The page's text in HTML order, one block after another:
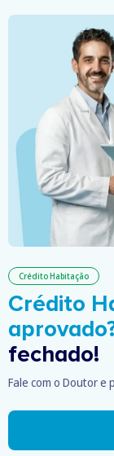
Crédito Habitação
Crédito
fechado!
Fale com o Doutor e